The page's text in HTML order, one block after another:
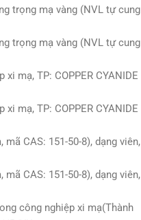
trọng mạ vàng (NVL tự cung
trọng mạ vàng (NVL tự cung
mạ, TP: COPPER CYANIDE
mạ, TP: COPPER CYANIDE
CAS: 151-50-8), dạng viên,
CAS: 151-50-8), dạng viên,
công nghiệp xi mạ(Thành